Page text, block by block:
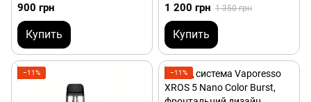
900 грн
Купить
1 200 грн 1 350 грн
Купить
−11% −11%